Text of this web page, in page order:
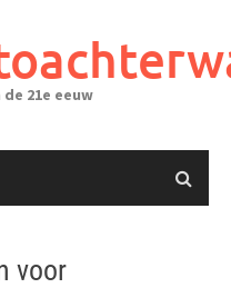
21e eeuw
voor